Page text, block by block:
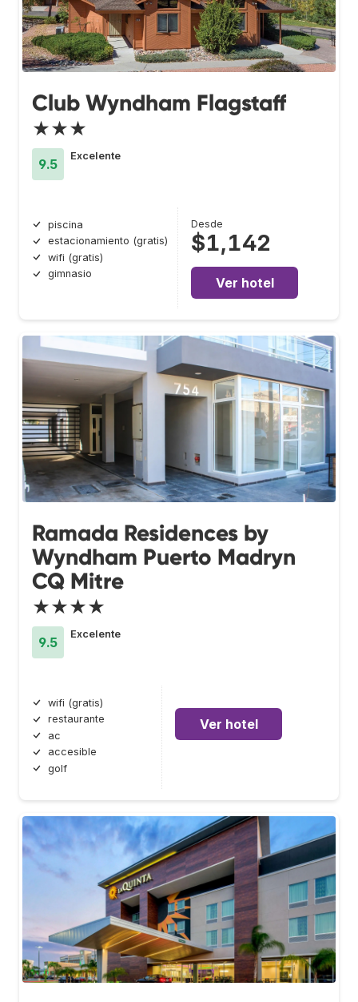
Club Wyndham Flagstaff
★★★
9.5
Excelente
piscina
estacionamiento (gratis)
wifi (gratis)
gimnasio
Desde
$1,142
Ver hotel
Ramada Residences by
Wyndham Puerto Madryn
CQ Mitre
★★★★
9.5
Excelente
wifi (gratis)
restaurante
ac
accesible
golf
Ver hotel